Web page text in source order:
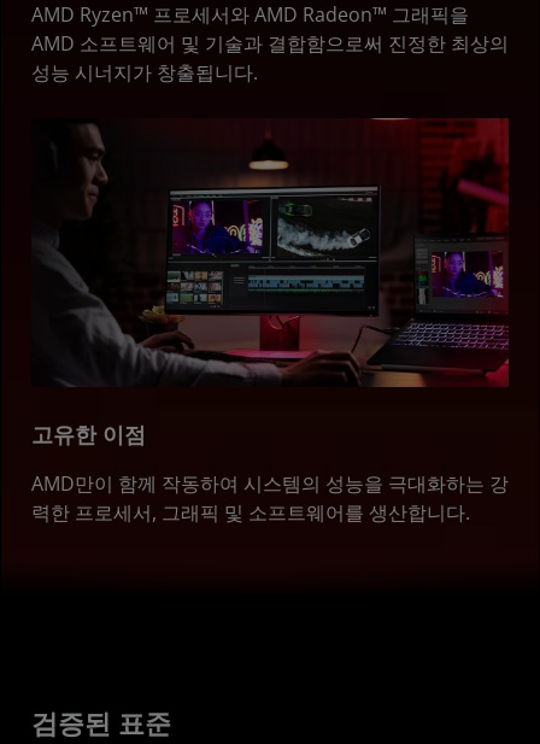
AMD Ryzen™ 프로세서와 AMD Radeon™ 그래픽을
AMD 소프트웨어 및 기술과 결합함으로써 진정한 최상의
성능 시너지가 창출됩니다.
고유한 이점
AMD만이 함께 작동하여 시스템의 성능을 극대화하는 강
력한 프로세서, 그래픽 및 소프트웨어를 생산합니다.
검증된 표준